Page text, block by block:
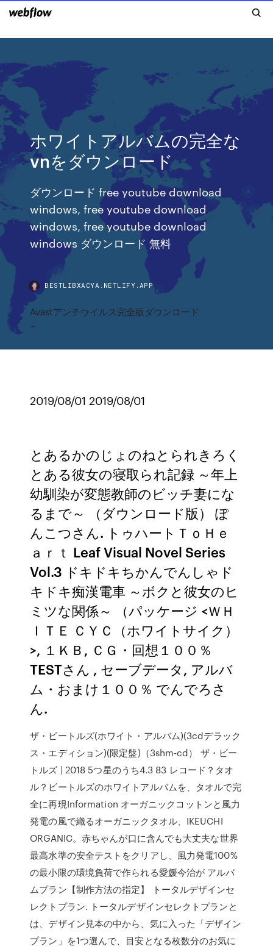
ホワイトアルバムの完全な
vnをダウンロード
ダウンロード free youtube download
windows, free youtube download
windows, free youtube download
windows ダウンロード 無料
BESTLIBXACYA.NETLIFY.APP
Avastアンチウイルス完全版ダウンロード
2019/08/01 2019/08/01
とあるかのじょのねとられきろく
とある彼女の寝取られ記録 ～年上
幼馴染が変態教師のビッチ妻にな
るまで～ （ダウンロード版）ぽ
んこつさん. トゥハートＴｏＨｅ
ａｒｔ Leaf Visual Novel Series
Vol.3 ドキドキちかんでんしゃド
キドキ痴漢電車 ～ボクと彼女のヒ
ミツな関係～ （パッケージ <ＷＨ
ＩＴＥ ＣＹＣ（ホワイトサイク）
>, １ＫＢ, ＣＧ・回想１００％
TESTさん , セーブデータ, アルバ
ム・おまけ１００％ でんでろさ
ん.
ザ・ビートルズ(ホワイト・アルバム)(3cdデラック
ス・エディション)(限定盤)（3shm-cd） ザ・ビー
トルズ | 2018 5つ星のうち4.3 83 レコード？タオ
ル？ビートルズのホワイトアルバムを、タオルで完
全に再現Information オーガニックコットンと風力
発電の風で織るオーガニックタオル、IKEUCHI
ORGANIC。赤ちゃんが口に含んでも大丈夫な世界
最高水準の安全テストをクリアし、風力発電100%
の最小限の環境負荷で作られる愛媛今治が アルバ
ムプラン【制作方法の指定】 トータルデザインセ
レクトプラン. トータルデザインセレクトプランと
は、デザイン見本の中から、気に入った「デザイン
プラン」を1つ選んで、目安となる枚数分のお気に